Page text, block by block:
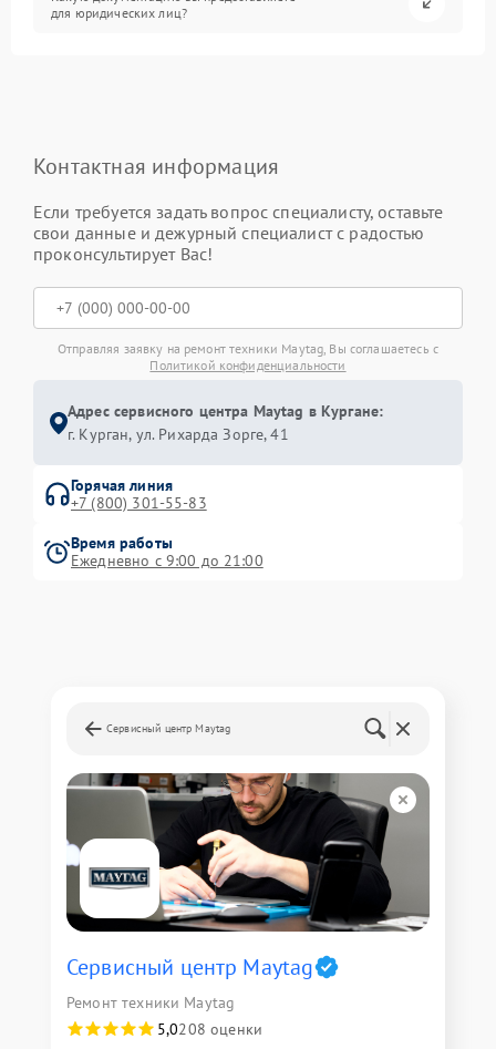
для юридических лиц?
Контактная информация
Если требуется задать вопрос специалисту, оставьте
свои данные и дежурный специалист с радостью
проконсультирует Вас!
Отправляя заявку на ремонт техники Maytag, Вы соглашаетесь с
Политикой конфиденциальности
Адрес сервисного центра Maytag в Кургане:
г. Курган, ул. Рихарда Зорге, 41
Горячая линия
+7 (800) 301-55-83
Время работы
Ежедневно с 9:00 до 21:00
Сервисный центр Maytag
Сервисный центр Maytag
Ремонт техники Maytag
5,0208 оценки